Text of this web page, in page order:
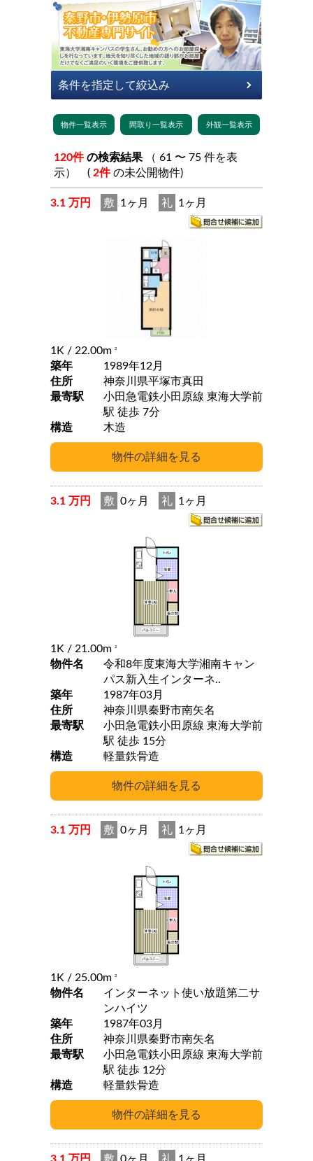
120件 の検索結果
示） ( 2件 の未公開物件)
3.1 万円 敷 1ヶ月 礼 1ヶ月
1K / 22.00m 2
築年
1989年12月
住所
神奈川県平塚市真田
最寄駅
小田急電鉄小田原線 東海大学前
駅 徒歩 7分
構造
木造
3.1 万円 敷 0ヶ月 礼 1ヶ月
1K / 21.00m 2
物件名
令和8年度東海大学湘南キャン
パス新入生インターネ..
築年
1987年03月
住所
神奈川県秦野市南矢名
最寄駅
小田急電鉄小田原線 東海大学前
駅 徒歩 15分
構造
軽量鉄骨造
3.1 万円 敷 0ヶ月 礼 1ヶ月
1K / 25.00m 2
物件名
インターネット使い放題第二サ
ンハイツ
築年
1987年03月
住所
神奈川県秦野市南矢名
最寄駅
小田急電鉄小田原線 東海大学前
駅 徒歩 12分
構造
軽量鉄骨造